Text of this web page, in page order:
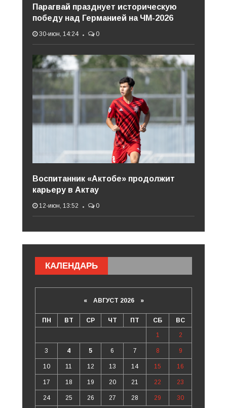
Парагвай празднует историческую
победу над Германией на ЧМ-2026
30-июн, 14:24 0
Воспитанник «Актобе» продолжит
карьеру в Актау
12-июн, 13:52 0
КАЛЕНДАРЬ
«АВГУСТ 2026 »
ПН ВТ СР ЧТ ПТ СБ ВС
1 2
3 4 5 6 7 8 9
10 11 12 13 14 15 16
17 18 19 20 21 22 23
24 25 26 27 28 29 30